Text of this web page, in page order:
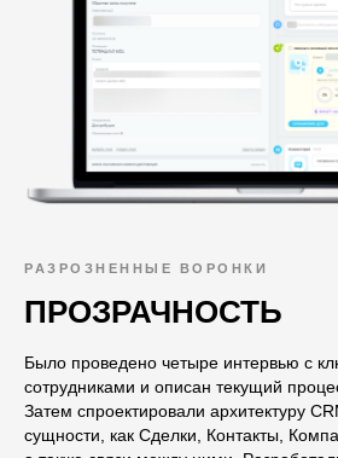
РАЗРОЗНЕННЫЕ ВОРОНКИ
ПРОЗРАЧНОСТЬ
Было проведено четыре интервью с
сотрудниками и описан текущий
Затем спроектировали архитектуру
сущности, как Сделки, Контакты,